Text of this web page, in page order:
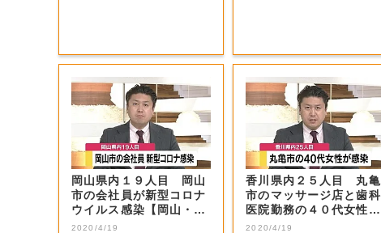
岡山県内１９人目 岡山
市の会社員が新型コロナ
ウイルス感染【岡山・岡
山市】
2020/4/19
香川県内２５人目 丸亀
市のマッサージ店と歯科
医院勤務の４０代女性が
新型コロナ感染...
2020/4/19